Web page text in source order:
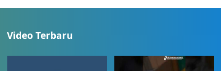
Video Terbaru